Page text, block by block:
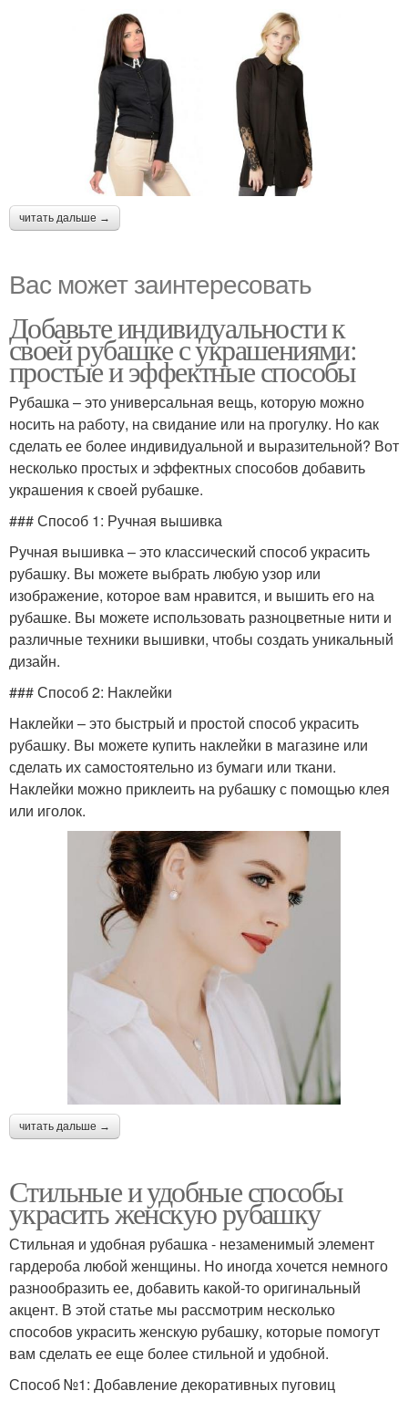
читать дальше →
Вас может заинтересовать
Добавьте индивидуальности к
своей рубашке с украшениями:
простые и эффектные способы
Рубашка – это универсальная вещь, которую можно
носить на работу, на свидание или на прогулку. Но как
сделать ее более индивидуальной и выразительной? Вот
несколько простых и эффектных способов добавить
украшения к своей рубашке.
### Способ 1: Ручная вышивка
Ручная вышивка – это классический способ украсить
рубашку. Вы можете выбрать любую узор или
изображение, которое вам нравится, и вышить его на
рубашке. Вы можете использовать разноцветные нити и
различные техники вышивки, чтобы создать уникальный
дизайн.
### Способ 2: Наклейки
Наклейки – это быстрый и простой способ украсить
рубашку. Вы можете купить наклейки в магазине или
сделать их самостоятельно из бумаги или ткани.
Наклейки можно приклеить на рубашку с помощью клея
или иголок.
читать дальше →
Стильные и удобные способы
украсить женскую рубашку
Стильная и удобная рубашка - незаменимый элемент
гардероба любой женщины. Но иногда хочется немного
разнообразить ее, добавить какой-то оригинальный
акцент. В этой статье мы рассмотрим несколько
способов украсить женскую рубашку, которые помогут
вам сделать ее еще более стильной и удобной.
Способ №1: Добавление декоративных пуговиц